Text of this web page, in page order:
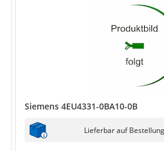
Siemens 4EU4331-0BA10-0B
Lieferbar auf